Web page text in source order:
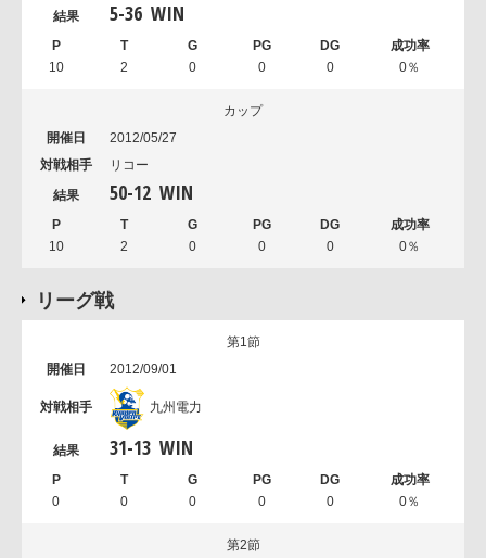
5-36 WIN
10 2 0 0 0 0％
カップ
2012/05/27
リコー
50-12 WIN
10 2 0 0 0 0％
リーグ戦
第1節
2012/09/01
九州電力
31-13 WIN
0 0 0 0 0 0％
第2節